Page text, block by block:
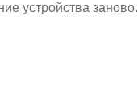
устройства заново.